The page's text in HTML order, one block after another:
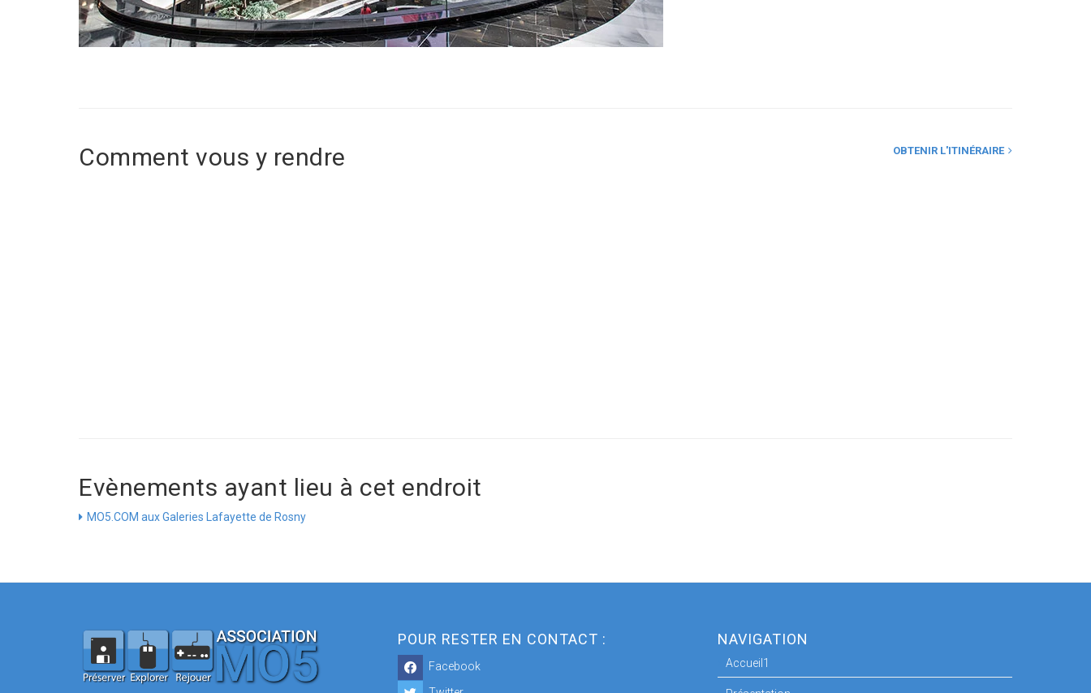
OBTENIR L'ITINÉRAIRE
Comment vous y rendre
Evènements ayant lieu à cet endroit
MO5.COM aux Galeries Lafayette de Rosny
POUR RESTER EN CONTACT :
Facebook
NAVIGATION
Accueil1